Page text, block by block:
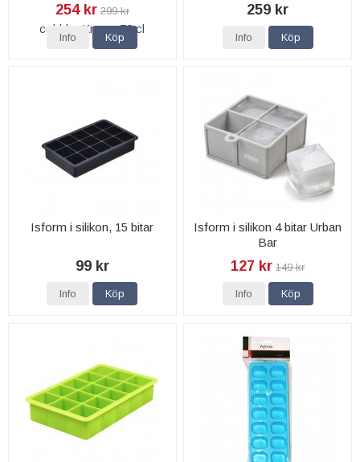
254 kr 299 kr
Info Köp
259 kr
Info Köp
Isform i silikon, 15 bitar
99 kr
Info Köp
Isform i silikon 4 bitar Urban
Bar
127 kr 149 kr
Info Köp